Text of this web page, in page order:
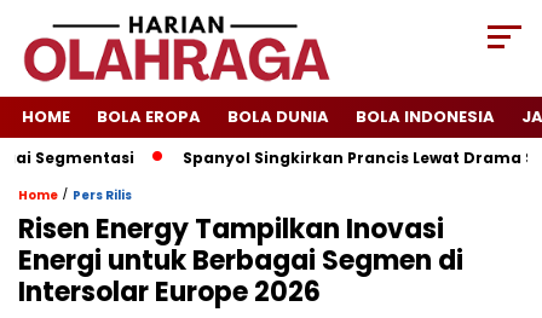
HOME BOLA EROPA BOLA DUNIA BOLA INDONESIA
Spanyol Singkirkan Prancis Lewat Drama Sembilan
Home / Pers Rilis
Risen Energy Tampilkan Inovasi
Energi untuk Berbagai Segmen di
Intersolar Europe 2026